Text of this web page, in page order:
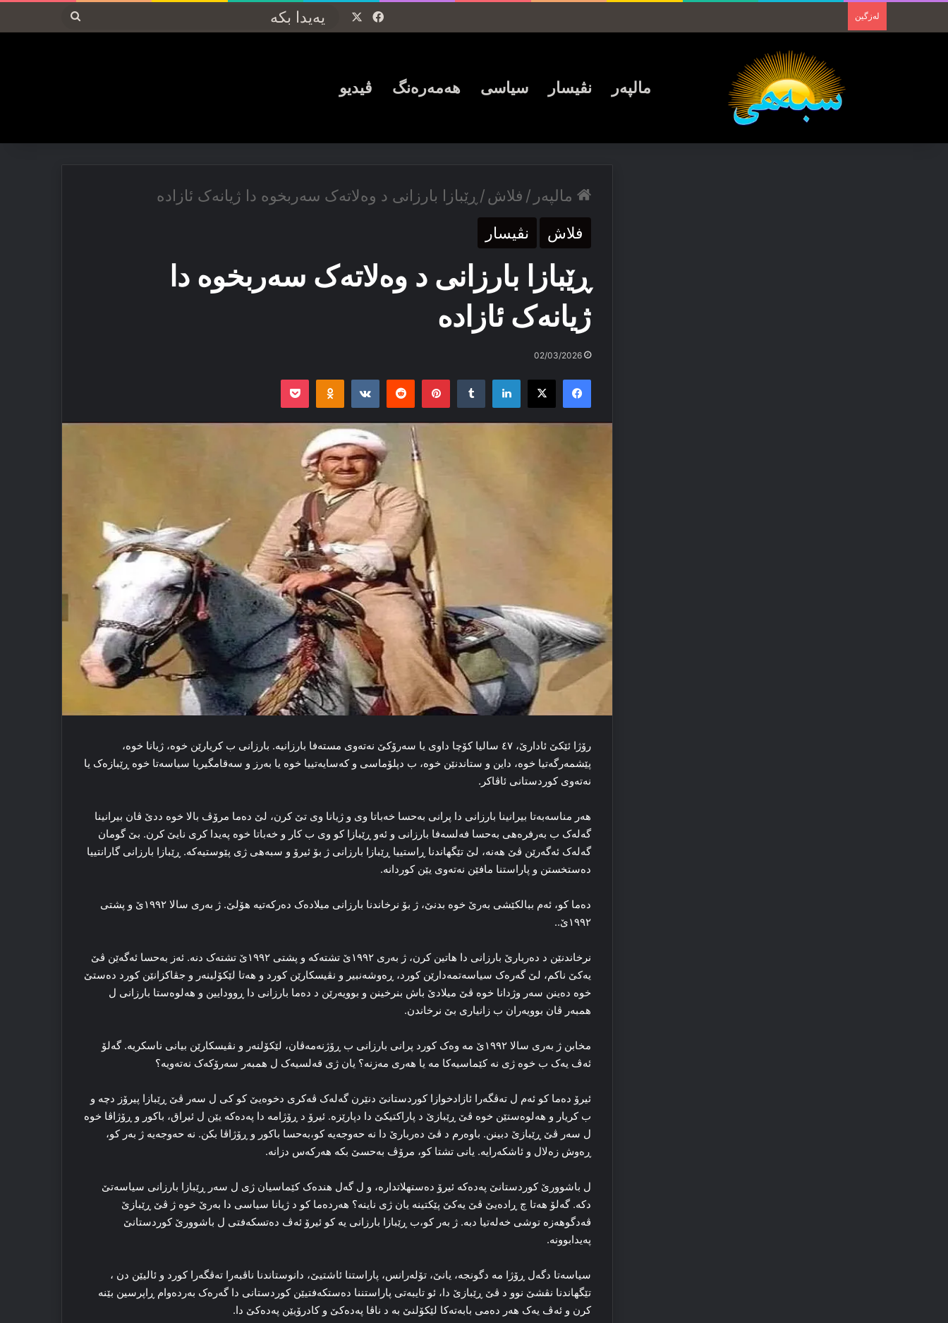
لەزگین Facebook
پەیدا
مالپەر نڤیسار سیاسی ھەمەرەنگ ڤیدیو
مالپەر / فلاش/ ڕێبازا بارزانی د وه‌لاته‌ک سه‌ربخوه‌ دا ‌ژیانه‌ک ئازاده‌
فلاش نڤیسار
ڕێبازا بارزانی د وه‌لاته‌ک سه‌ربخوه‌ دا
‌ژیانه‌ک ئازاده‌
02/03/2026
Facebook
X
LinkedIn
Tumblr
Pinterest
Reddit
VKontakte
Odnoklassniki
Pocket
رۆژا ئێکێ ئادارێ، ٤۷ سالیا کۆچا داوی یا سه‌رۆکێ نه‌ته‌وی مسته‌فا بارزانیه‌. بارزانی ب کریارێن خوه‌، ژیانا خوه‌،
پێشمه‌رگه‌تیا خوه‌، داین و ستاندنێن خوه‌، ب دپلۆماسی و که‌سایه‌تییا خوه‌ یا به‌رز و سەقامگیریا سیاسه‌تا خوه‌ ڕێبازه‌ک یا
نه‌ته‌وی کوردستانی ئاڤاکر.
هه‌ر مناسه‌به‌تا بیرانینا بارزانی دا پرانی به‌حسا خه‌باتا وی و ژیانا وی تێ کرن، لێ ده‌ما مرۆڤ بالا خوه‌ ددێ ڤان بیرانینا
گه‌له‌ک ب بەرفرەهی به‌حسا فه‌لسه‌فا بارزانی و ئه‌و ڕێبازا کو وی ب کار و خه‌باتا خوه‌ په‌یدا کری نایێ کرن. بێ گومان
گه‌له‌ک ئەگەرێن ڤێ هه‌نه‌، لێ تێگهاندنا ڕاستییا ڕێبازا بارزانی ژ بۆ ئیرۆ و سبه‌هی ژی پێوستیه‌که‌. ڕێبازا بارزانی گارانتییا
ده‌ستخستن و پاراستنا مافێن نه‌ته‌وی یێن کوردانه‌.
ده‌ما کو، ئه‌م ببالکێشی به‌رێ خوه‌ بدنێ، ژ بۆ نرخاندنا بارزانی میلادەک ده‌رکه‌تیه‌ هۆلێ. ژ به‌ری سالا ۱۹۹۲ێ و پشتی
۱۹۹۲ێ..
نرخاندنێن د ده‌ربارێ بارزانی دا هاتین کرن، ژ به‌ری ۱۹۹۲ێ تشته‌که‌ و پشتی ۱۹۹۲ێ تشته‌ک دنه‌. ئه‌ز به‌حسا ئەگەێن ڤێ
یه‌کێ ناکم، لێ گه‌ره‌ک سیاسه‌تمه‌دارێن کورد، ڕه‌وشه‌نبیر و نڤیسکارێن کورد و هه‌تا لێکۆلینه‌ر و جڤاکزانێن کورد ده‌ستێ
خوه‌ ده‌ینن سه‌ر وژدانا خوه‌ ڤێ میلادێ باش بنرخینن و بوویه‌رێن د ده‌ما بارزانی دا ڕوودایین و هه‌لوه‌ستا بارزانی ل
همبه‌ر ڤان بوویه‌ران ب زانیاری بێ نرخاندن.
مخابن ژ به‌ری سالا ۱۹۹۲ێ مه‌ وه‌ک کورد پرانی بارزانی ب ڕۆژنه‌مه‌ڤان، لێکۆلنه‌ر و نڤیسکارێن بیانی ناسکریه‌. گه‌لۆ
ئه‌ڤ یه‌ک ب خوه‌ ژی نه‌ کێماسیه‌کا مه‌ یا هه‌ری مه‌زنه‌؟ یان ژی قه‌لسیه‌ک ل همبه‌ر سه‌رۆکه‌ک نه‌ته‌ویه‌؟
ئیرۆ ده‌ما کو ئه‌م ل ته‌ڤگه‌را ئازادخوازا کوردستانێ دنێرن گه‌له‌ک ڤه‌کری دخوه‌یێ کو کی ل سه‌ر ڤێ ڕێبازا پیرۆز دچه‌ و
ب کریار و هه‌لوه‌ستێن خوه‌ ڤێ ڕێبازێ د پاراکتیکێ دا دپارێزە. ئیرۆ د ڕۆژامه‌ دا پەدەکە یێن ل ئیراق، باکور و ڕۆژاڤا خوه‌
ل سه‌ر ڤێ ڕێبازێ دبینن. باوه‌رم د ڤێ ده‌ربارێ دا نه‌ حه‌وجه‌یه‌ کو،به‌حسا باکور و ڕۆژاڤا بکن. نه‌ حه‌وجه‌یه‌ ژ به‌ر کو،
ڕه‌وش زه‌لال و ئا‌شکه‌را‌یه‌. یانی تشتا کو، مرۆڤ به‌حسێ بکه‌ هه‌رکه‌س دزانه‌.
ل باشوورێ کوردستانێ پەدەکە ئیرۆ ده‌ستهلاتداره‌، و ل گه‌ل هنده‌ک کێماسیان ژی ل سه‌ر ڕێبازا بارزانی سیاسه‌تێ
دکه‌. گه‌لۆ هه‌تا چ ڕاده‌یێ ڤێ یه‌کێ پێکتینه‌ یان ژی ناینه‌؟ هه‌رده‌ما کو د ژیانا سیاسی دا به‌رێ خوه‌ ژ ڤێ ڕێبازێ
ڤه‌دگوهه‌زە توشی خه‌له‌تیا دبه‌. ژ به‌ر کو،ب ڕێبازا بارزانی یه‌ کو ئیرۆ ئه‌ڤ ده‌تسکه‌فتی ل باشوورێ کوردستانێ
په‌یدابوونه‌.
سیاسه‌تا دگەل ڕۆژا مه‌ دگونجه‌، یانێ، تۆله‌رانس، پاراستنا ئاشتیێ، دانوستاندنا ناڤبه‌را ته‌ڤگه‌را کورد و ئالیێن دن ،
تێگهاندنا نڤشێ نوو د ڤێ ڕێبازێ دا، ئو تایبه‌تی پاراستننا ده‌ستکه‌فتیێن کوردستانی دا گه‌ره‌ک به‌رده‌وام ڕاپرسین بێنه‌
کرن و ئه‌ڤ یه‌ک هه‌ر ده‌می بابه‌ته‌کا لێکۆلنێ به‌ د ناڤا پەدەکێ و کادرۆیێن پەدەکێ دا.